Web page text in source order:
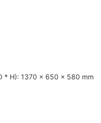
* H): 1370 x 650 x 580 mm